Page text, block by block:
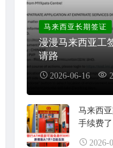
马来西亚长期签证
漫漫马来西亚工
请路
2026-06-16
马来西
手续费了
2026-